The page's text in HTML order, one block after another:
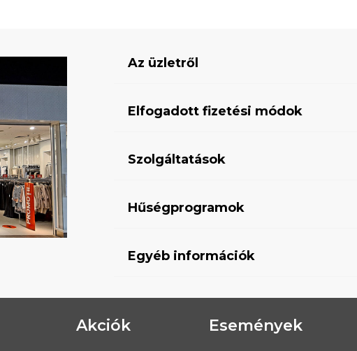
Az üzletről
Elfogadott fizetési módok
Szolgáltatások
Hűségprogramok
Egyéb információk
Akciók Események